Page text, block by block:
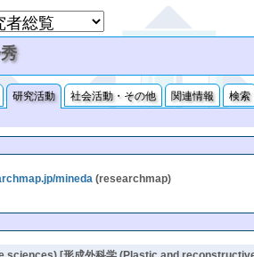
研究活動 社会活動・その他 関連情報
検索
mineda (researchmap)